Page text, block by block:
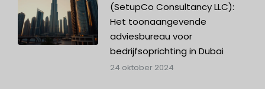
(SetupCo Consultancy LLC):
Het toonaangevende
adviesbureau voor
bedrijfsoprichting in Dubai
24 oktober 2024